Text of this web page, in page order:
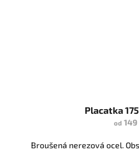
Placatka
od 149
Broušená nerezová ocel.